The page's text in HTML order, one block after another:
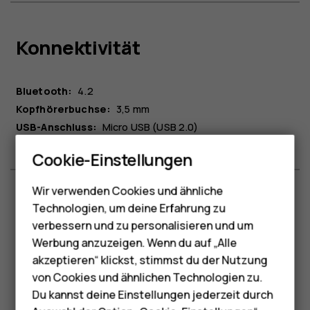
Smartphones
Feature Phones
Telefone für Senioren
Zubehör
HMD Terra M
Für Unternehmen
Konnektivität
Bluetooth: 4.2
Kopfhörerbuchse: 3,5 mm
USB-Anschluss: Micro USB (USB 2.0)
Akku und Laden
Akku: 1450 mAh1
Herausnehmbar
Wattleistung: 2,75 W
Cookie-Einstellungen
Wir verwenden Cookies und ähnliche
Technologien, um deine Erfahrung zu
verbessern und zu personalisieren und um
Werbung anzuzeigen. Wenn du auf „Alle
akzeptieren“ klickst, stimmst du der Nutzung
von Cookies und ähnlichen Technologien zu.
Du kannst deine Einstellungen jederzeit durch